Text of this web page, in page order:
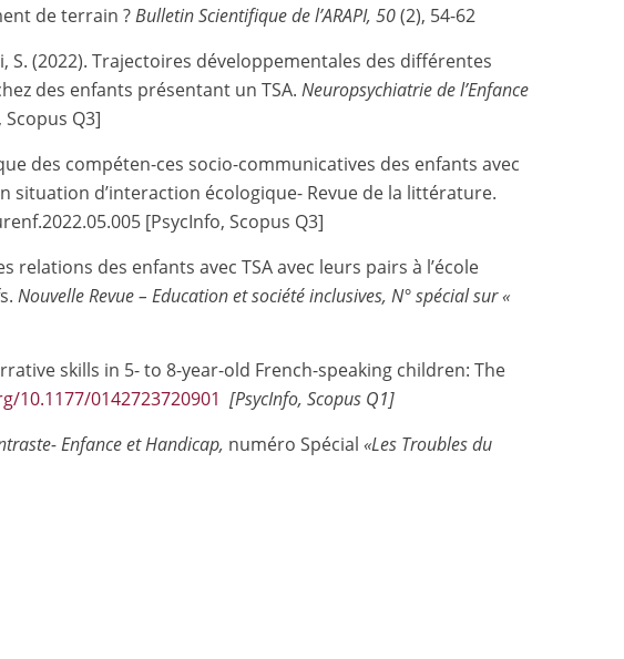
de terrain ?Bulletin Scientifique de l’ARAPI, 50(2), 54-62
S. (2022). Trajectoires développementales des différentes
des enfants présentant un TSA. Neuropsychiatrie de l’Enfance
Q3]
des compéten-ces socio-communicatives des enfants avec
situation d’interaction écologique- Revue de la littérature.
[PsycInfo, Scopus Q3]
relations des enfants avec TSA avec leurs pairs à l’école
Nouvelle Revue – Education et société inclusives, N° spécial sur «
skills in 5- to 8-year-old French-speaking children: The
10.1177/0142723720901 [PsycInfo, Scopus Q1]
Enfance et Handicap, numéro Spécial «Les Troubles du